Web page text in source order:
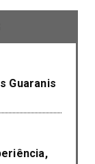
Guaranis